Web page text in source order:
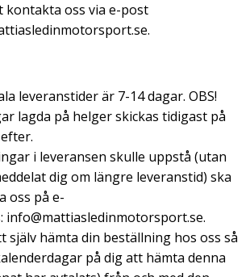
kontakta oss via e-post
.
leveranstider är 7-14 dagar. OBS!
lagda på helger skickas tidigast på
i leveransen skulle uppstå (utan
dig om längre leveranstid) ska
oss på e-
info@mattiasledinmotorsport.se.
själv hämta din beställning hos oss så
på dig att hämta denna